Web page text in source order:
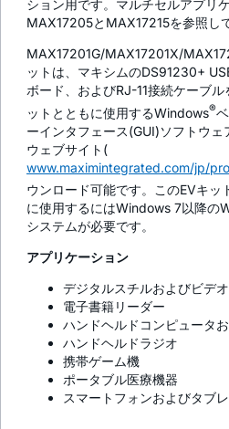
ション用です。マルチセルアプリ
MAX17205とMAX17215を参照し
MAX17201G/MAX17201X/
ットは、マキシムのDS91230+
ボード、およびRJ-11接続ケーブ
ットとともに使用するWindows®
ーインタフェース(GUI)ソフトウ
ウェブサイト(
www.maximintegrated.com/jp/
ウンロード可能です。このEVキッ
に使用するにはWindows 7以降の
システムが必要です。
アプリケーション
デジタルスチルおよびビデ
電子書籍リーダー
ハンドヘルドコンピュータ
ハンドヘルドラジオ
携帯ゲーム機
ポータブル医療機器
スマートフォンおよびタブ